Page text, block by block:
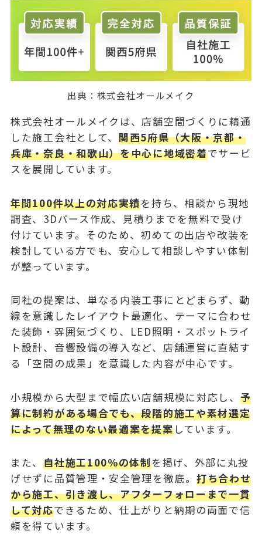
出典： 株式会社オールメイク
株式会社オールメイクは、店舗空間づくりに精通
した施工会社として、 関西5府県（大阪・京都・
兵庫・奈良・和歌山）を中心に地域密着でサービ
スを展開しています。
年間100件以上の対応実績を持ち、相談から現地
調査、3Dパース作成、見積りまでを無料で受け
付けています。そのため、初めての出店や改装を
検討している方でも、安心して相談しやすい体制
が整っています。
同社の提案は、単なる内装工事にとどまらず、動
線を意識したレイアウト最適化、テーマに合わせ
た装飾・雰囲気づくり、LED照明・スポットライ
ト設計、音響設備の導入など、店舗運営に直結す
る「空間の成果」を意識した内容が中心です。
小規模から大型まで幅広い店舗規模に対応し、 予
算に制約がある場合でも、段階的施工や素材選定
によって無理のない最適案を提案しています。
また、自社施工100％の体制を掲げ、外部に丸投
げせずに品質管理・安全管理を徹底。 打ち合わせ
から施工、引き渡し、アフターフォローまで一貫
して対応できるため、仕上がりと納期の両面で信
頼を得ています。